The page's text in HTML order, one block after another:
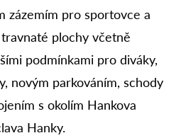
zázemím pro sportovce a
plochy včetně
podmínkami pro diváky,
novým parkováním, schody
s okolím Hankova
Hanky.